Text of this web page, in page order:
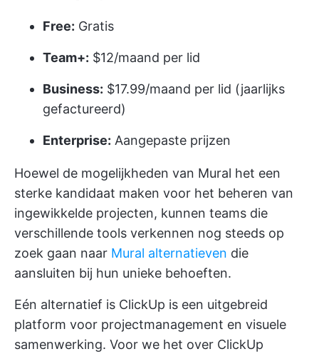
Free: Gratis
Team+: $12/maand per lid
Business: $17.99/maand per lid (jaarlijks
gefactureerd)
Enterprise: Aangepaste prijzen
Hoewel de mogelijkheden van Mural het een
sterke kandidaat maken voor het beheren van
ingewikkelde projecten, kunnen teams die
verschillende tools verkennen nog steeds op
zoek gaan naar Mural alternatieven die
aansluiten bij hun unieke behoeften.
Eén alternatief is ClickUp is een uitgebreid
platform voor projectmanagement en visuele
samenwerking. Voor we het over ClickUp